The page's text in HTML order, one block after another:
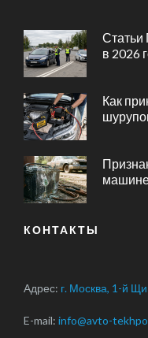
в 2026
Как
КОНТАКТЫ
Адрес: г. Москва, 1-й
E-mail: info@avto-